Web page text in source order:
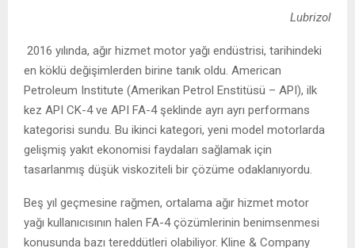
Lubrizol
2016 yılında, ağır hizmet motor yağı endüstrisi, tarihindeki
en köklü değişimlerden birine tanık oldu. American
Petroleum Institute (Amerikan Petrol Enstitüsü – API), ilk
kez API CK-4 ve API FA-4 şeklinde ayrı ayrı performans
kategorisi sundu. Bu ikinci kategori, yeni model motorlarda
gelişmiş yakıt ekonomisi faydaları sağlamak için
tasarlanmış düşük viskoziteli bir çözüme odaklanıyordu.
Beş yıl geçmesine rağmen, ortalama ağır hizmet motor
yağı kullanıcısının halen FA-4 çözümlerinin benimsenmesi
konusunda bazı tereddütleri olabiliyor. Kline & Company